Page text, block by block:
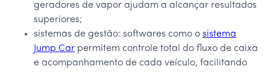
geradores de vapor ajudam a alcançar resultados
superiores;
sistemas de gestão: softwares como o sistema
Jump Car permitem controle total do fluxo de caixa
e acompanhamento de cada veículo, facilitando